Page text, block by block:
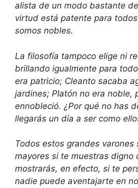
alista de un modo bastante
virtud está patente para
somos nobles.
La filosofía tampoco elige ni
brillando igualmente para
era patricio; Cleanto sacaba
jardines; Platón no era noble,
ennobleció. ¿Por qué no has
llegarás un día a ser como
Todos estos grandes varones
mayores si te muestras digno
mostrarás, en efecto, si te
nadie puede aventajarte en